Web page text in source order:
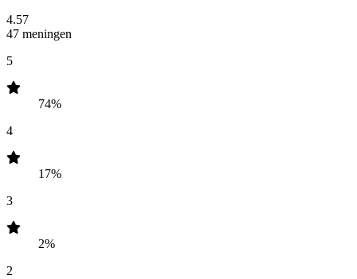
4.57
47 meningen
5
74%
4
17%
3
2%
2